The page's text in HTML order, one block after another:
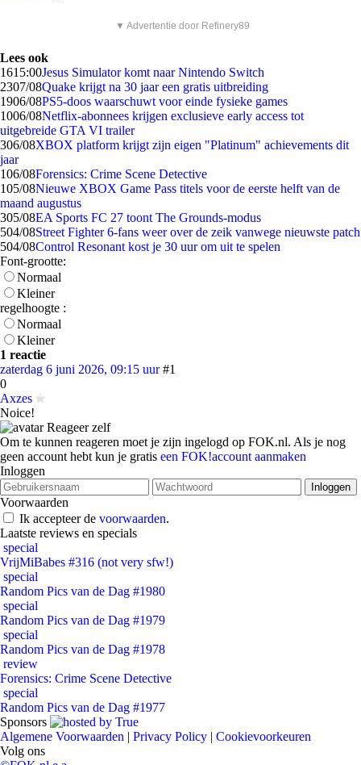
▼ Advertentie door Refinery89
Lees ook
1615:00Jesus Simulator komt naar Nintendo Switch
2307/08Quake krijgt na 30 jaar een gratis uitbreiding
1906/08PS5-doos waarschuwt voor einde fysieke games
1006/08Netflix-abonnees krijgen exclusieve early access tot
uitgebreide GTA VI trailer
306/08XBOX platform krijgt zijn eigen "Platinum" achievements dit
jaar
106/08Forensics: Crime Scene Detective
105/08Nieuwe XBOX Game Pass titels voor de eerste helft van de
maand augustus
305/08EA Sports FC 27 toont The Grounds-modus
504/08Street Fighter 6-fans weer over de zeik vanwege nieuwste patch
504/08Control Resonant kost je 30 uur om uit te spelen
Font-grootte:
Normaal
Kleiner
regelhoogte :
Normaal
Kleiner
1 reactie
zaterdag 6 juni 2026, 09:15 uur #1
0
Axzes
Noice!
Reageer zelf
Om te kunnen reageren moet je zijn ingelogd op FOK.nl. Als je nog
geen account hebt kun je gratis een FOK!account aanmaken
Inloggen
Voorwaarden
Ik accepteer de voorwaarden.
Laatste reviews en specials
special
VrijMiBabes #316 (not very sfw!)
special
Random Pics van de Dag #1980
special
Random Pics van de Dag #1979
special
Random Pics van de Dag #1978
review
Forensics: Crime Scene Detective
special
Random Pics van de Dag #1977
Sponsors
Algemene Voorwaarden | Privacy Policy | Cookievoorkeuren
Volg ons